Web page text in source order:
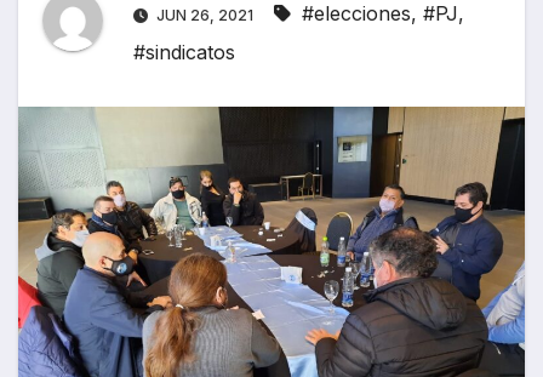
JUN 26, 2021 #elecciones, #PJ,
#sindicatos